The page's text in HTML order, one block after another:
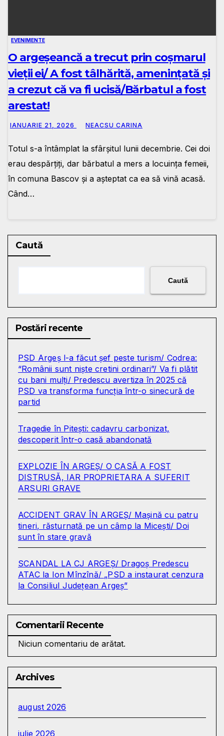
EVENIMENTE
O argeșeancă a trecut prin coșmarul
vieții ei/ A fost tâlhărită, amenințată și
a crezut că va fi ucisă/Bărbatul a fost
arestat!
IANUARIE 21, 2026 NEACSU CARINA
Totul s-a întâmplat la sfârșitul lunii decembrie. Cei doi
erau despărțiți, dar bărbatul a mers a locuința femeii,
în comuna Bascov și a așteptat ca ea să vină acasă.
Când…
Caută
Caută
Postări recente
PSD Argeș l-a făcut șef peste turism/ Codrea:
“Românii sunt niște cretini ordinari”/ Va fi plătit
cu bani mulți/ Predescu avertiza în 2025 că
PSD va transforma funcția într-o sinecură de
partid
Tragedie în Pitești: cadavru carbonizat,
descoperit într-o casă abandonată
EXPLOZIE ÎN ARGEȘ/ O CASĂ A FOST
DISTRUSĂ, IAR PROPRIETARA A SUFERIT
ARSURI GRAVE
ACCIDENT GRAV ÎN ARGEȘ/ Mașină cu patru
tineri, răsturnată pe un câmp la Micești/ Doi
sunt în stare gravă
SCANDAL LA CJ ARGEȘ/ Dragoș Predescu
ATAC la Ion Mînzînă/ „PSD a instaurat cenzura
la Consiliul Județean Argeș”
Comentarii Recente
Niciun comentariu de arătat.
Archives
august 2026
iulie 2026